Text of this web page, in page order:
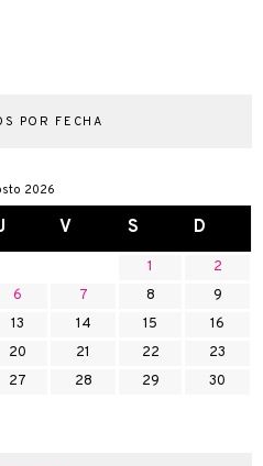
POR FECHA
2026
V S D
1
2
6 7 8
9
13 14 15
16
20 21 22
23
27 28 29
30